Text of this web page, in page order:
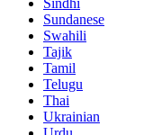
Sundanese
Swahili
Tajik
Tamil
Telugu
Thai
Ukrainian